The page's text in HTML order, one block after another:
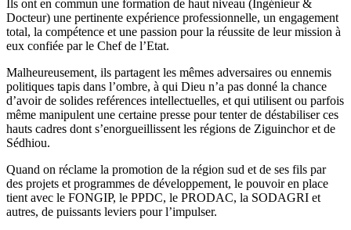
Ils ont en commun une formation de haut niveau (Ingénieur &
Docteur) une pertinente expérience professionnelle, un engagement
total, la compétence et une passion pour la réussite de leur mission à
eux confiée par le Chef de l’Etat.
Malheureusement, ils partagent les mêmes adversaires ou ennemis
politiques tapis dans l’ombre, à qui Dieu n’a pas donné la chance
d’avoir de solides reférences intellectuelles, et qui utilisent ou parfois
même manipulent une certaine presse pour tenter de déstabiliser ces
hauts cadres dont s’enorgueillissent les régions de Ziguinchor et de
Sédhiou.
Quand on réclame la promotion de la région sud et de ses fils par
des projets et programmes de développement, le pouvoir en place
tient avec le FONGIP, le PPDC, le PRODAC, la SODAGRI et
autres, de puissants leviers pour l’impulser.